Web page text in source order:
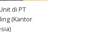
di PT
(Kantor